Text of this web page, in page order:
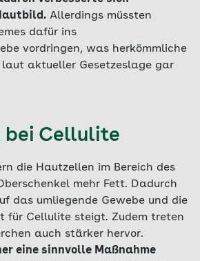
Allerdings müssten
dafür ins
vordringen, was herkömmliche
laut aktueller Gesetzeslage gar
bei Cellulite
die Hautzellen im Bereich des
mehr Fett. Dadurch
das umliegende Gewebe und die
für Cellulite steigt. Zudem treten
auch stärker hervor.
eine sinnvolle Maßnahme